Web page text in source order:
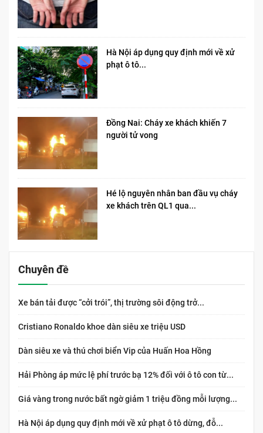
Hà Nội áp dụng quy định mới về xử
phạt ô tô...
Đồng Nai: Cháy xe khách khiến 7
người tử vong​
Hé lộ nguyên nhân ban đầu vụ cháy
xe khách trên QL1 qua...
Chuyên đề
Xe bán tải được “cởi trói”, thị trường sôi động trở...
Cristiano Ronaldo khoe dàn siêu xe triệu USD
Dàn siêu xe và thú chơi biển Vip của Huấn Hoa Hồng
Hải Phòng áp mức lệ phí trước bạ 12% đối với ô tô con từ...
Giá vàng trong nước bất ngờ giảm 1 triệu đồng mỗi lượng...
Hà Nội áp dụng quy định mới về xử phạt ô tô dừng, đỗ...